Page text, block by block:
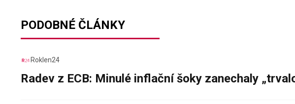
PODOBNÉ ČLÁNKY
Roklen24
Radev z ECB: Minulé inflační šoky zanechaly